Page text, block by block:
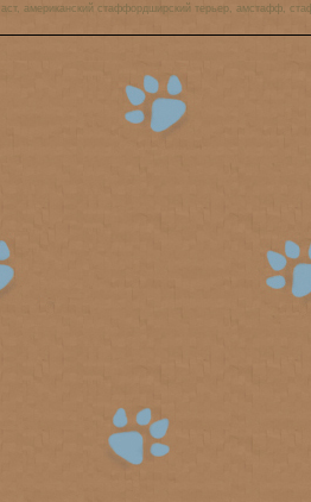
аст, американский стаффордширский терьер, амстафф,